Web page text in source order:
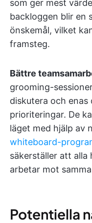
som ger mest
backloggen blir en
önskemål, vilket
framsteg.
Bättre
grooming-
diskutera och
prioriteringar. De
läget med hjälp av
whiteboard-
säkerställer att alla
arbetar mot
Potentiella